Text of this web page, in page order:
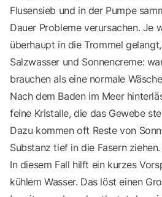
Flusensieb und in der Pumpe
Dauer Probleme verursachen. Je
überhaupt in die Trommel
Salzwasser und Sonnencreme:
brauchen als eine normale Wäsche
Nach dem Baden im Meer
feine Kristalle, die das Gewebe
Dazu kommen oft Reste von
Substanz tief in die Fasern ziehen.
In diesem Fall hilft ein kurzes
kühlem Wasser. Das löst einen